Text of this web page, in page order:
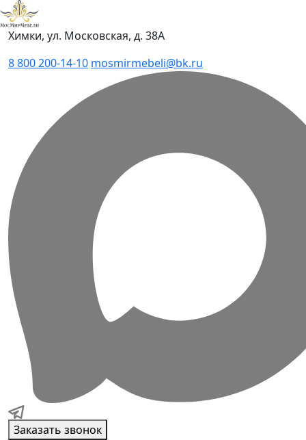
Химки, ул. Московская, д. 38А
8 800 200-14-10 mosmirmebeli@bk.ru
Заказать звонок